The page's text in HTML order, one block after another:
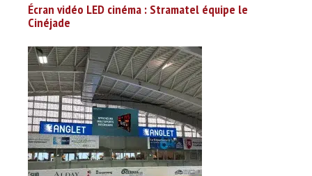
Écran vidéo LED cinéma : Stramatel équipe le
Cinéjade